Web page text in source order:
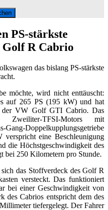
PS-stärkste
R Cabrio
das bislang PS-stärkste
möchte, wird nicht enttäuscht:
auf 265 PS (195 kW) und hat
der VW Golf GTI Cabrio. Das
Zweiliter-TFSI-Motors mit
Gang-Doppelkupplungsgetriebe
verspricht eine Beschleunigung
die Höchstgeschwindigkeit des
bei 250 Kilometern pro Stunde.
das Stoffverdeck des Golf R
versteckt. Das funktioniert
bei einer Geschwindigkeit von
des Cabrios entspricht dem des
tiefergelegt. Der Fahrer